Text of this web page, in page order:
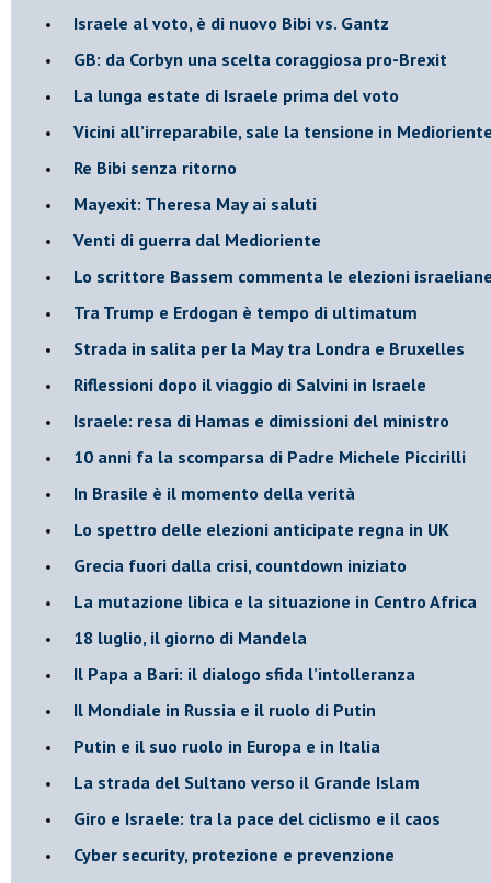
Israele al voto, è di nuovo Bibi vs. Gantz
GB: da Corbyn una scelta coraggiosa pro-Brexit
La lunga estate di Israele prima del voto
Vicini all’irreparabile, sale la tensione in
Re Bibi senza ritorno
Mayexit: Theresa May ai saluti
Venti di guerra dal Medioriente
Lo scrittore Bassem commenta le elezioni
Tra Trump e Erdogan è tempo di ultimatum
Strada in salita per la May tra Londra e Bruxelles
Riflessioni dopo il viaggio di Salvini in Israele
Israele: resa di Hamas e dimissioni del ministro
10 anni fa la scomparsa di Padre Michele Piccirilli
In Brasile è il momento della verità
Lo spettro delle elezioni anticipate regna in UK
Grecia fuori dalla crisi, countdown iniziato
La mutazione libica e la situazione in Centro Africa
18 luglio, il giorno di Mandela
Il Papa a Bari: il dialogo sfida l’intolleranza
Il Mondiale in Russia e il ruolo di Putin
Putin e il suo ruolo in Europa e in Italia
La strada del Sultano verso il Grande Islam
Giro e Israele: tra la pace del ciclismo e il caos
Cyber security, protezione e prevenzione